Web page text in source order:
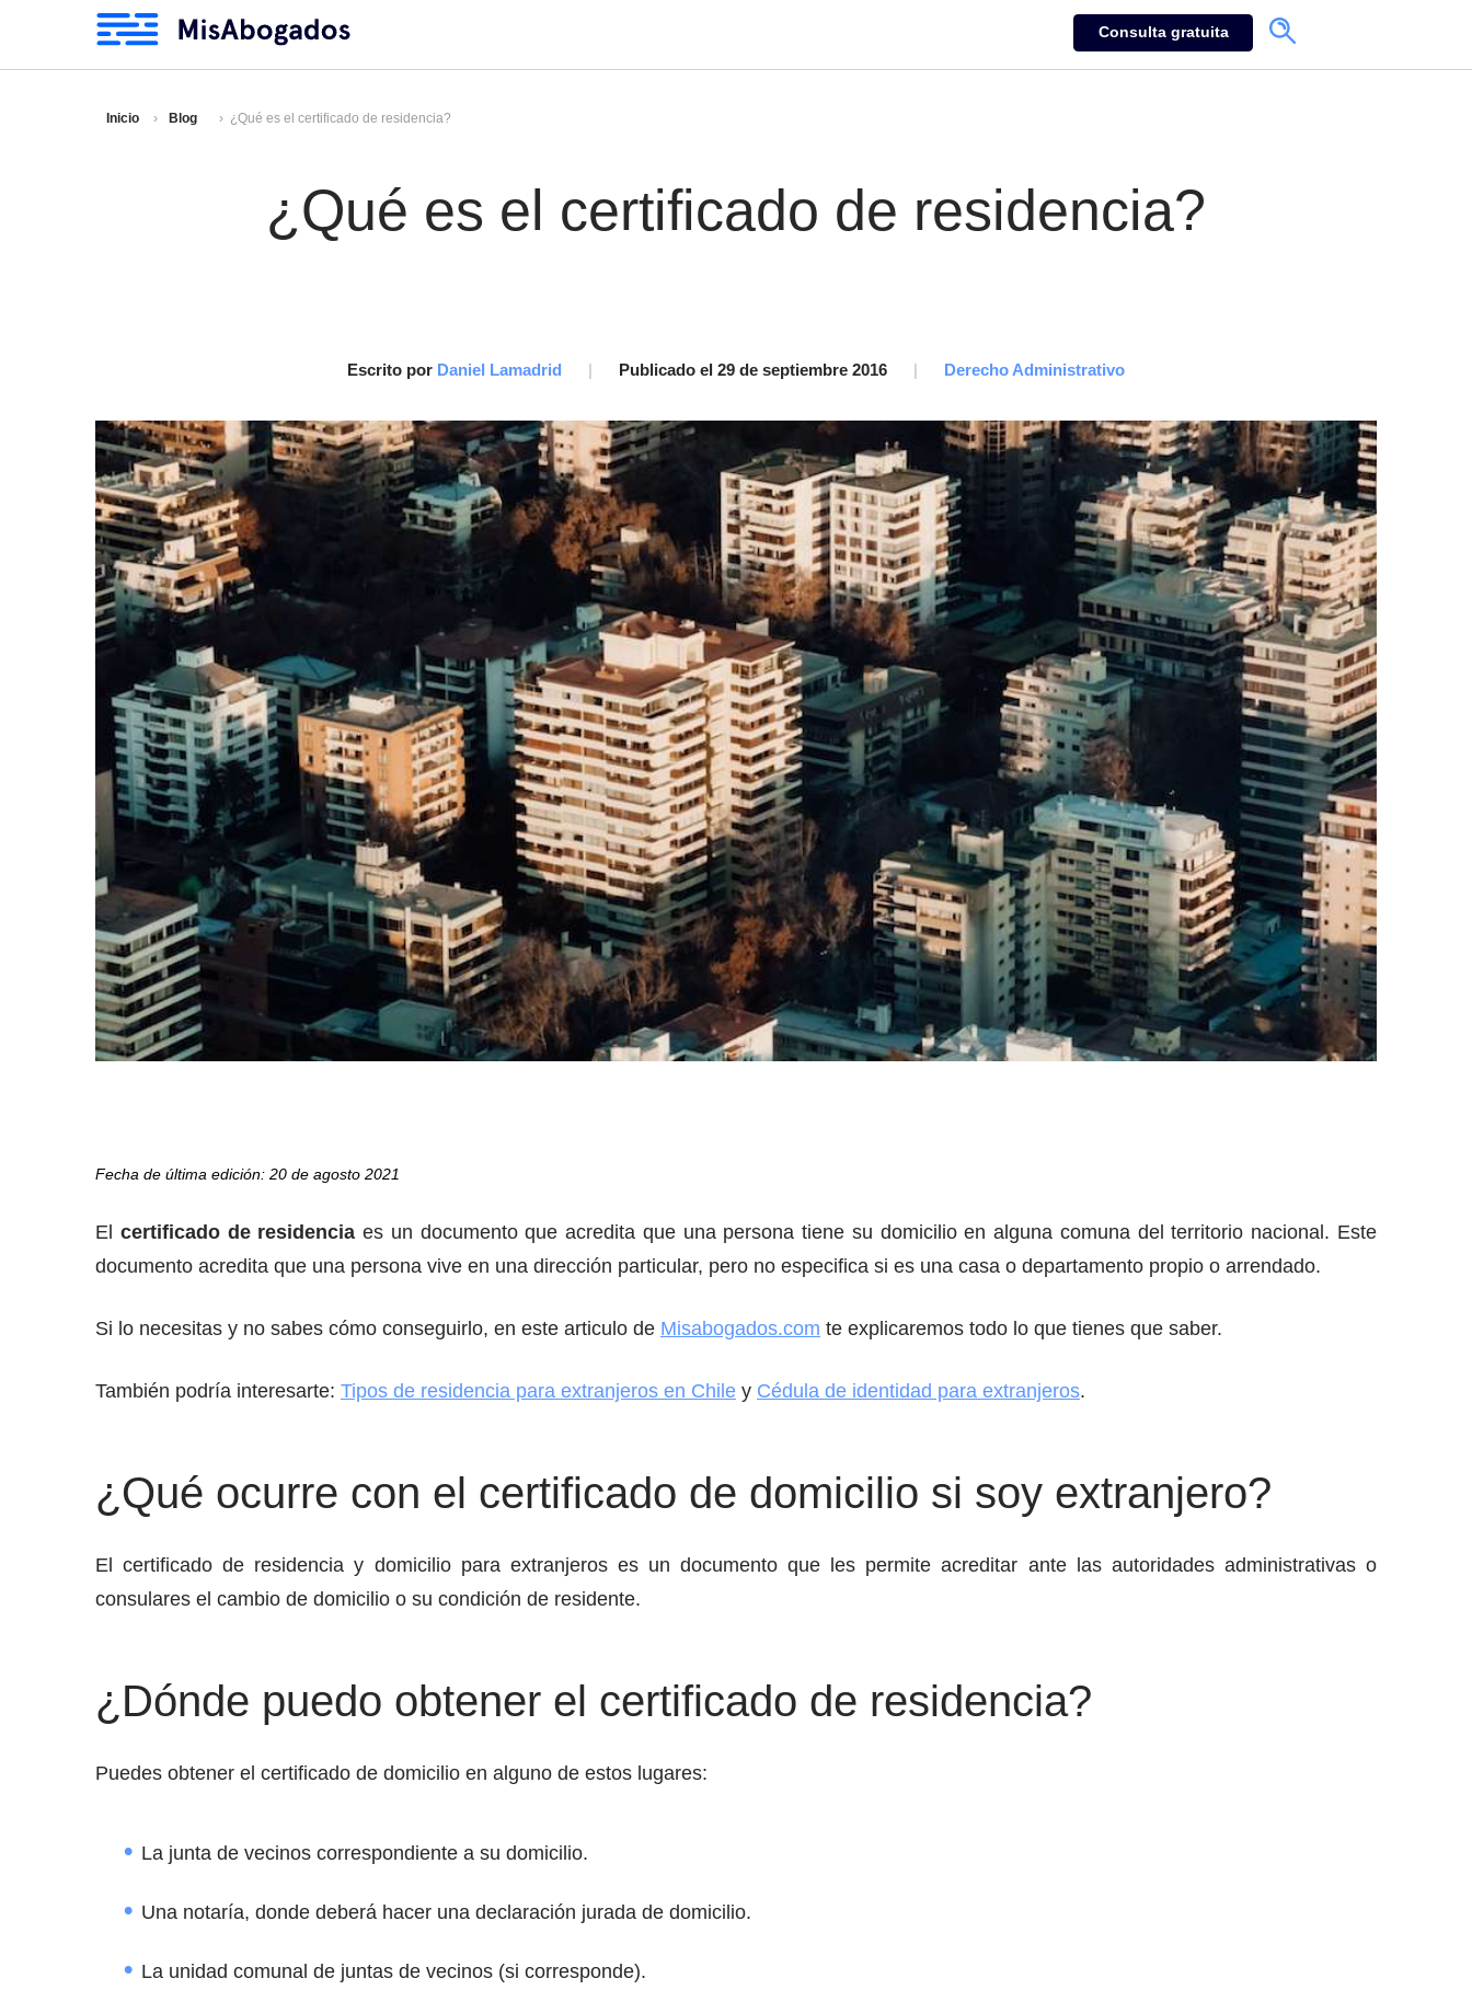
Consulta gratuita
Inicio Blog ¿Qué es el certificado de residencia?
¿Qué es el certificado de residencia?
Escrito por Daniel Lamadrid | Publicado el 29 de septiembre 2016 | Derecho Administrativo
Fecha de última edición: 20 de agosto 2021
El certificado de residencia es un documento que acredita que una persona tiene su domicilio en alguna comuna del territorio nacional. Este
documento acredita que una persona vive en una dirección particular, pero no especifica si es una casa o departamento propio o arrendado.
Si lo necesitas y no sabes cómo conseguirlo, en este articulo de Misabogados.com te explicaremos todo lo que tienes que saber.
También podría interesarte: Tipos de residencia para extranjeros en Chile y Cédula de identidad para extranjeros.
¿Qué ocurre con el certificado de domicilio si soy extranjero?
El certificado de residencia y domicilio para extranjeros es un documento que les permite acreditar ante las autoridades administrativas o
consulares el cambio de domicilio o su condición de residente.
¿Dónde puedo obtener el certificado de residencia?
Puedes obtener el certificado de domicilio en alguno de estos lugares:
La junta de vecinos correspondiente a su domicilio.
Una notaría, donde deberá hacer una declaración jurada de domicilio.
La unidad comunal de juntas de vecinos (si corresponde).